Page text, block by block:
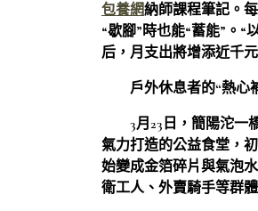
包養網納師課程筆記。
“歇腳”時也能“蓄能”。
后，月支出將增添近千元
戶外休息者的“熱心
3月23日，簡陽沱一
氣力打造的公益食堂，
始變成金箔碎片與氣泡
衛工人、外賣騎手等群